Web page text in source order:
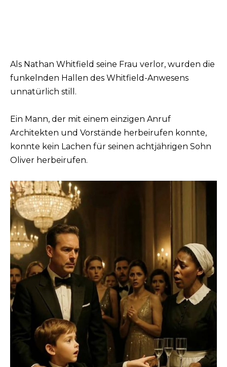
Als Nathan Whitfield seine Frau verlor, wurden die
funkelnden Hallen des Whitfield-Anwesens
unnatürlich still.
Ein Mann, der mit einem einzigen Anruf
Architekten und Vorstände herbeirufen konnte,
konnte kein Lachen für seinen achtjährigen Sohn
Oliver herbeirufen.